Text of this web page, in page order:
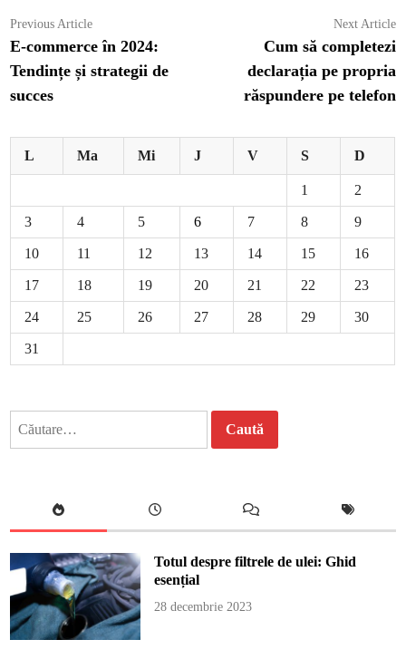
Navigare
în
articole
Previous ArticlePrevious
article:
E-commerce în 2024:
Tendințe și strategii de
succes
Next Article
Cum să completezi
declarația pe propria
răspundere pe telefon
L Ma Mi J V S D
1 2
3 4 5 6 7 8 9
10 11 12 13 14 15 16
17 18 19 20 21 22 23
24 25 26 27 28 29 30
31
Totul despre filtrele de ulei: Ghid
esențial
28 decembrie 2023